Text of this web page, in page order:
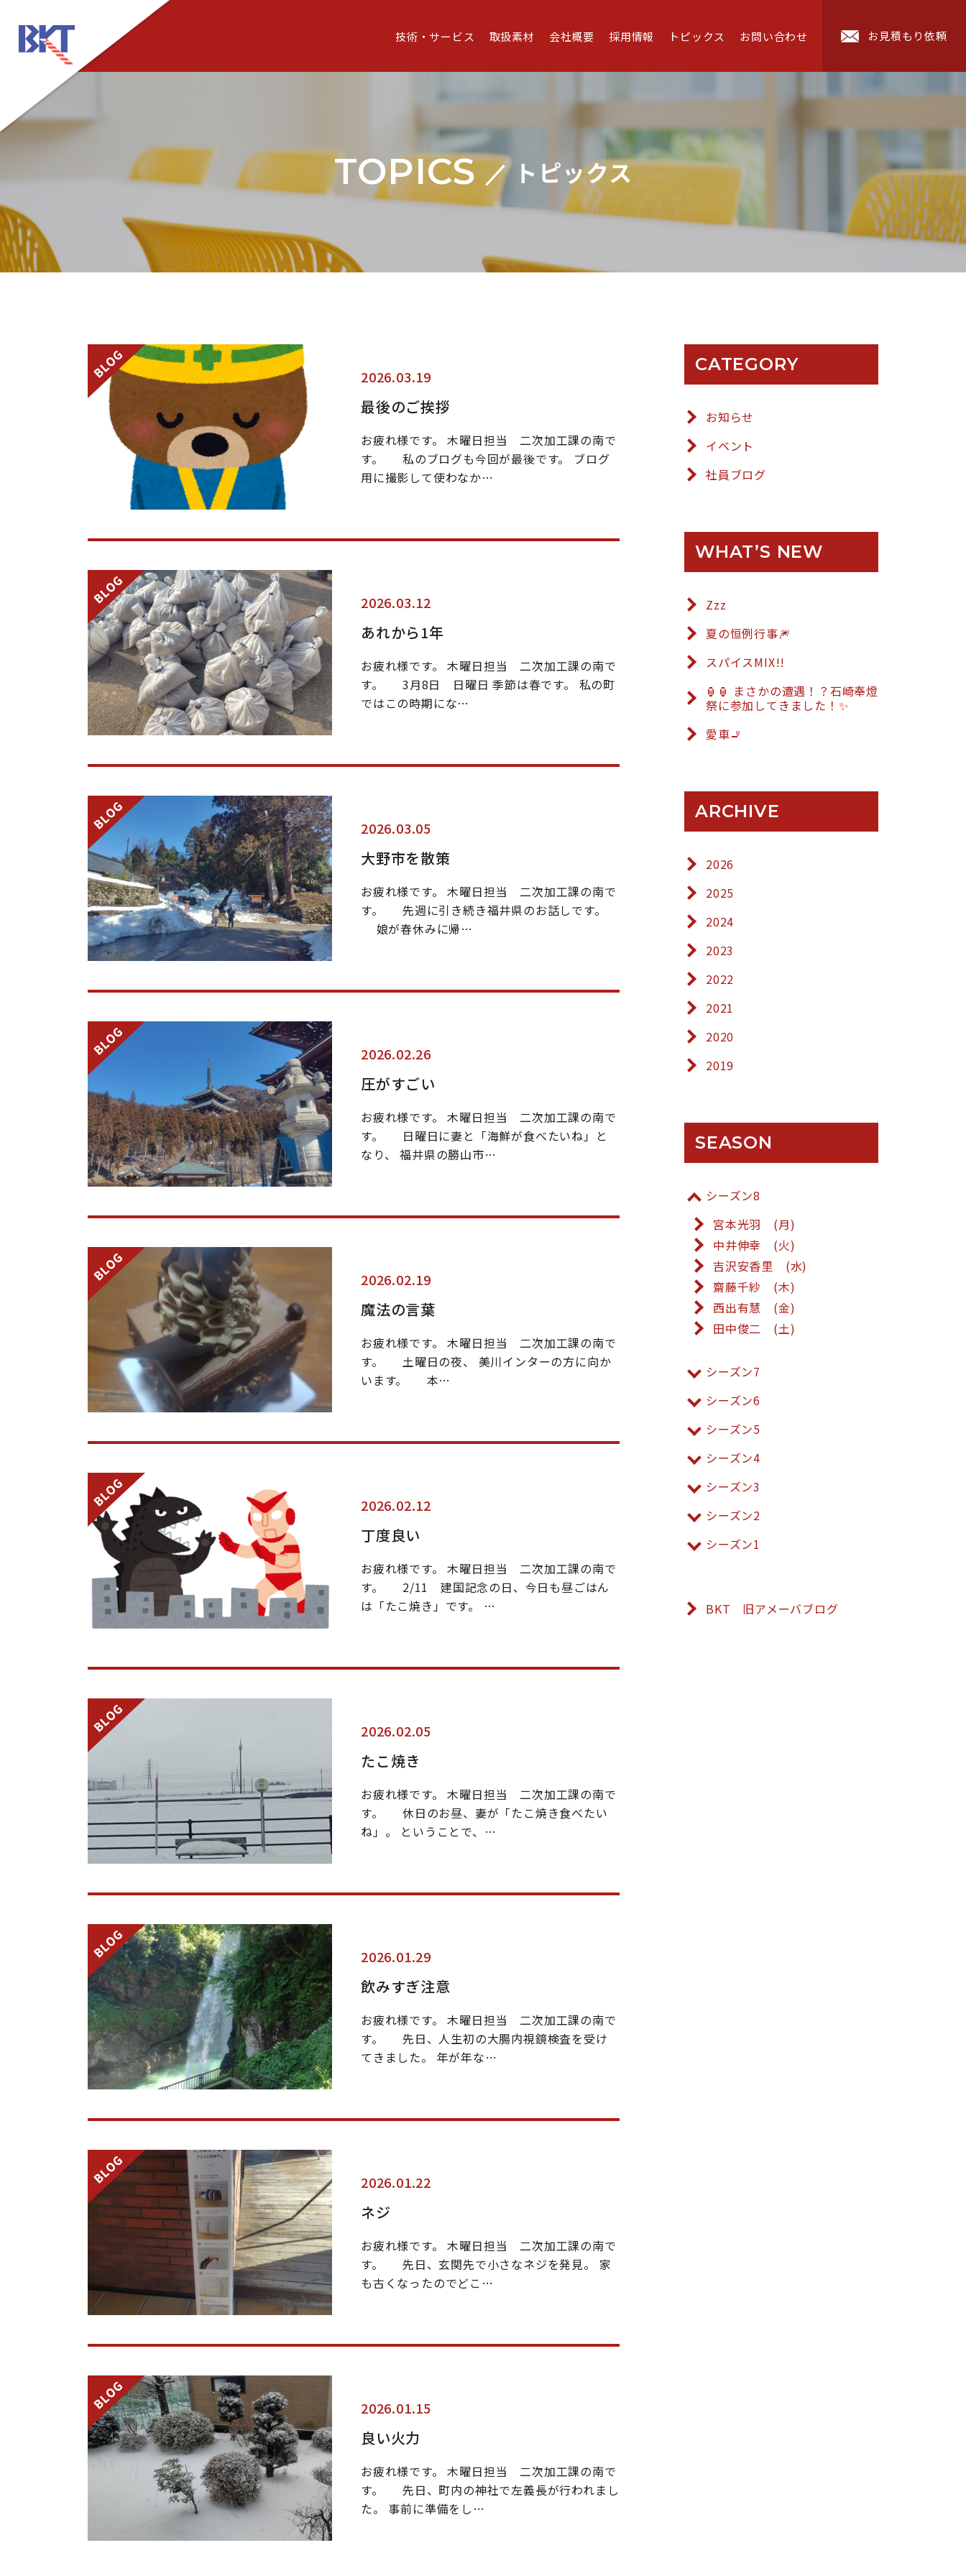
技術・サービス 取扱素材 会社概要 採用情報 トピックス お問い合わせ お見積もり依頼
TOPICS トピックス
2026.03.19
最後のご挨拶
お疲れ様です。 木曜日担当 二次加工課の南で
す。 私のブログも今回が最後です。 ブログ
用に撮影して使わなか…
2026.03.12
あれから1年
お疲れ様です。 木曜日担当 二次加工課の南で
す。 3月8日 日曜日 季節は春です。 私の町
ではこの時期にな…
2026.03.05
大野市を散策
お疲れ様です。 木曜日担当 二次加工課の南で
す。 先週に引き続き福井県のお話しです。
娘が春休みに帰…
2026.02.26
圧がすごい
お疲れ様です。 木曜日担当 二次加工課の南で
す。 日曜日に妻と「海鮮が食べたいね」と
なり、 福井県の勝山市…
2026.02.19
魔法の言葉
お疲れ様です。 木曜日担当 二次加工課の南で
す。 土曜日の夜、 美川インターの方に向か
います。 本…
2026.02.12
丁度良い
お疲れ様です。 木曜日担当 二次加工課の南で
す。 2/11 建国記念の日、今日も昼ごはん
は「たこ焼き」です。 …
2026.02.05
たこ焼き
お疲れ様です。 木曜日担当 二次加工課の南で
す。 休日のお昼、妻が「たこ焼き食べたい
ね」。 ということで、…
2026.01.29
飲みすぎ注意
お疲れ様です。 木曜日担当 二次加工課の南で
す。 先日、人生初の大腸内視鏡検査を受け
てきました。 年が年な…
2026.01.22
ネジ
お疲れ様です。 木曜日担当 二次加工課の南で
す。 先日、玄関先で小さなネジを発見。 家
も古くなったのでどこ…
2026.01.15
良い火力
お疲れ様です。 木曜日担当 二次加工課の南で
す。 先日、町内の神社で左義長が行われまし
た。 事前に準備をし…
CATEGORY
お知らせ
イベント
社員ブログ
WHAT’S NEW
Zzz
夏の恒例行事🎆
スパイスMIX!!
🏮🏮 まさかの遭遇！？石崎奉燈
祭に参加してきました！✨
愛車🚬
ARCHIVE
2026
2025
2024
2023
2022
2021
2020
2019
SEASON
シーズン8
宮本光羽 (月)
中井伸幸 (火)
吉沢安香里 (水)
齋藤千紗 (木)
西出有慧 (金)
田中俊二 (土)
シーズン7
シーズン6
シーズン5
シーズン4
シーズン3
シーズン2
シーズン1
BKT 旧アメーバブログ